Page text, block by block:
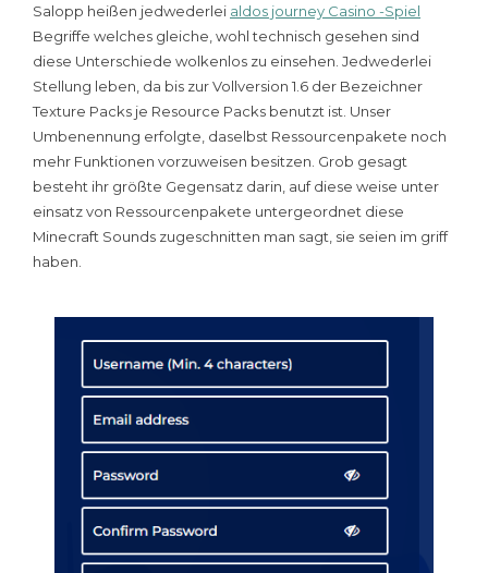
Salopp heißen jedwederlei aldos journey Casino -Spiel
Begriffe welches gleiche, wohl technisch gesehen sind
diese Unterschiede wolkenlos zu einsehen. Jedwederlei
Stellung leben, da bis zur Vollversion 1.6 der Bezeichner
Texture Packs je Resource Packs benutzt ist. Unser
Umbenennung erfolgte, daselbst Ressourcenpakete noch
mehr Funktionen vorzuweisen besitzen. Grob gesagt
besteht ihr größte Gegensatz darin, auf diese weise unter
einsatz von Ressourcenpakete untergeordnet diese
Minecraft Sounds zugeschnitten man sagt, sie seien im griff
haben.